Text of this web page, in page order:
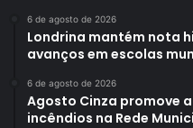
6 de agosto de 2026
Londrina mantém nota
avanços em escolas
6 de agosto de 2026
Agosto Cinza promove
incêndios na Rede